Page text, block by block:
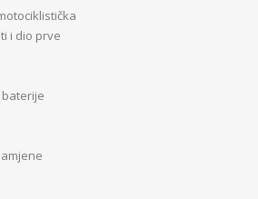
i dio prve